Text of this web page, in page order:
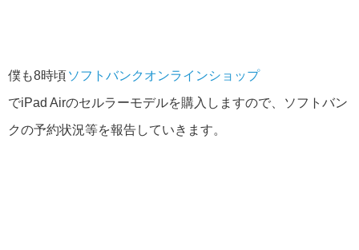
僕も8時頃ソフトバンクオンラインショップ
でiPad Airのセルラーモデルを購入しますので、ソフトバン
クの予約状況等を報告していきます。